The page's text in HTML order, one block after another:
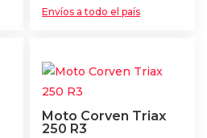
Envíos a todo el país
Moto Corven Triax
250 R3